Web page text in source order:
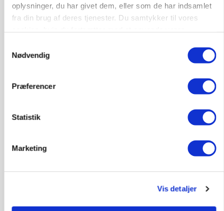
oplysninger, du har givet dem, eller som de har indsamlet
fra din brug af deres tjenester. Du samtykker til vores
Nødvendig
Præferencer
Statistik
Marketing
Vis detaljer
Russisk mælkepris dykker 23 procent